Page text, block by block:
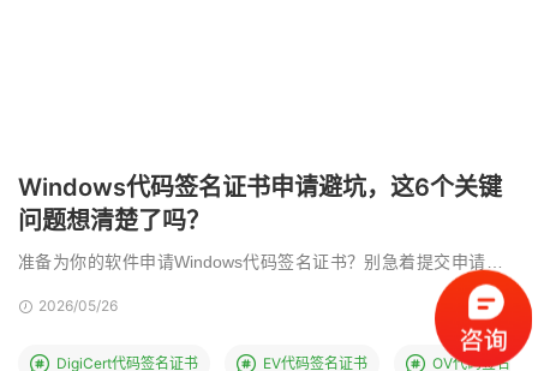
Windows代码签名证书申请避坑，这6个关键
问题想清楚了吗？
准备为你的软件申请Windows代码签名证书？别急着提交申请！选
2026/05/26
DigiCert代码签名证书 EV代码签名证书 OV代码签名